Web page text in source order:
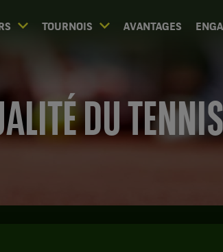
TOURNOIS AVANTAGES
DU